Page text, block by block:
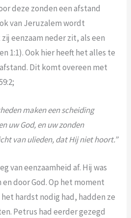
deze zonden een afstand
van Jeruzalem wordt
eenzaam neder zit, als een
1:1). Ook hier heeft het alles te
Dit komt overeen met
maken een scheiding
uw God, en uw zonden
van ulieden, dat Hij niet hoort.”
van eenzaamheid af. Hij was
door God. Op het moment
hardst nodig had, hadden ze
Petrus had eerder gezegd